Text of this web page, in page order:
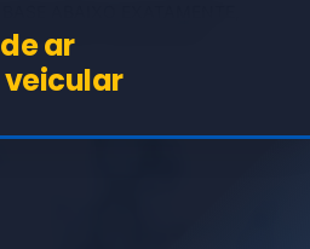
E URLs INDICADOS)
ar